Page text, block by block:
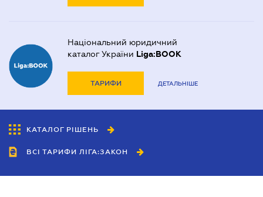
Національний юридичний
каталог України Liga:BOOK
ТАРИФИ ДЕТАЛЬНІШЕ
КАТАЛОГ РІШЕНЬ
ВСІ ТАРИФИ ЛІГА:ЗАКОН